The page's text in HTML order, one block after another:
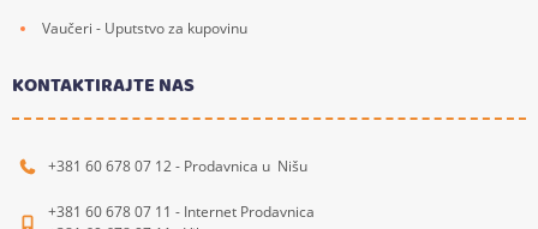
Vaučeri - Uputstvo za kupovinu
KONTAKTIRAJTE NAS
+381 60 678 07 12 - Prodavnica u Nišu
+381 60 678 07 11 - Internet Prodavnica